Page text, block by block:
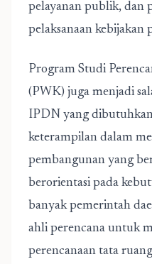
pelayanan publik, dan
pelaksanaan kebijakan
Program Studi
(PWK) juga menjadi
IPDN yang
keterampilan dalam
pembangunan yang
berorientasi pada
banyak pemerintah
ahli perencana untuk
perencanaan tata